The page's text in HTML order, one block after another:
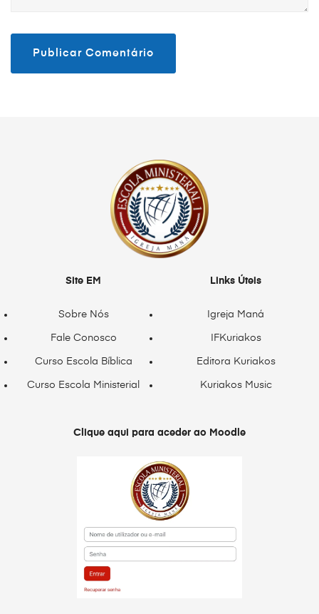
Site EM
Sobre Nós
Fale Conosco
Curso Escola Bíblica
Curso Escola Ministerial
Links Úteis
Igreja Maná
IFKuriakos
Editora Kuriakos
Kuriakos Music
Clique aqui para aceder ao Moodle